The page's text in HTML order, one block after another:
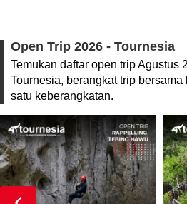
Open Trip 2026 - Tournesia
Temukan daftar open trip Agustus
Tournesia, berangkat trip
satu keberangkatan.